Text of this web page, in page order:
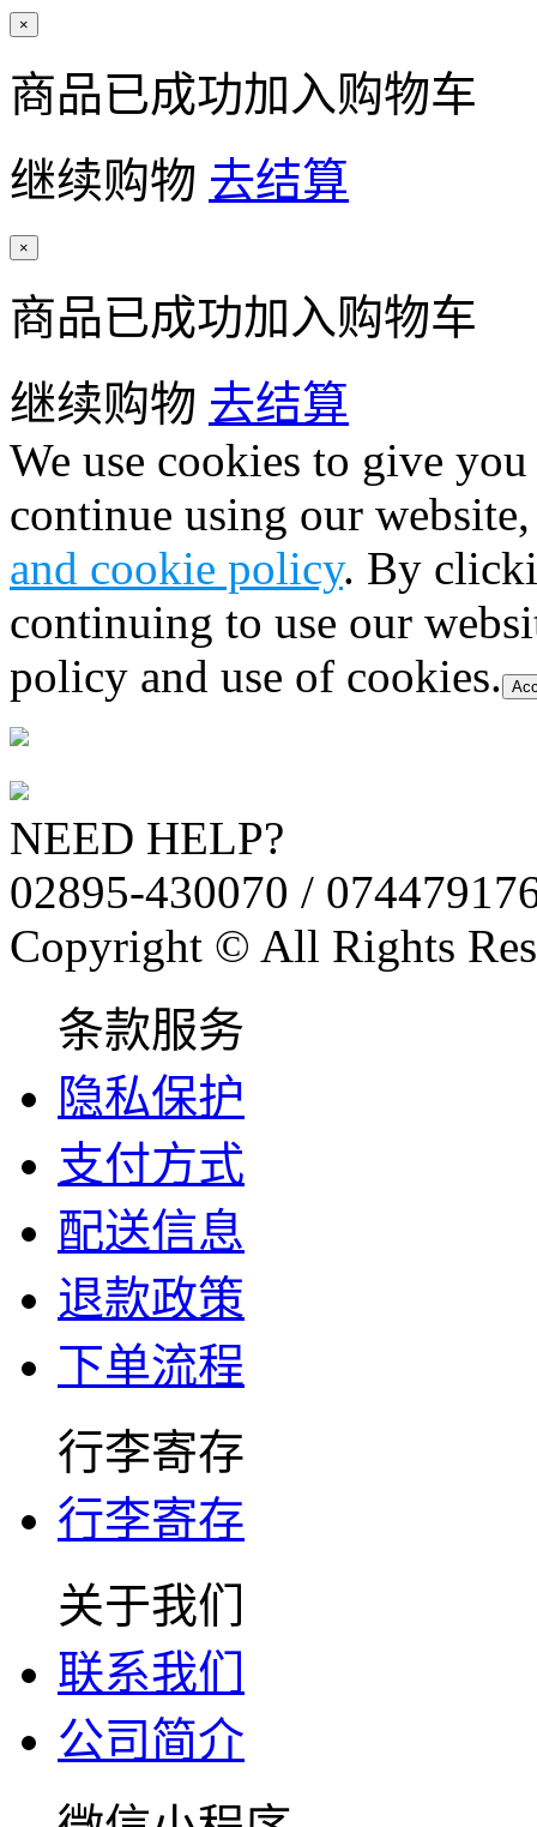
×
商品已成功加入购物车
继续购物 去结算
×
商品已成功加入购物车
继续购物 去结算
We use cookies to give
continue using our
and cookie policy. By
continuing to use our
policy and use of cookies.
NEED HELP?
02895-430070 /
Copyright © All Rights
条款服务
隐私保护
支付方式
配送信息
退款政策
下单流程
行李寄存
行李寄存
关于我们
联系我们
公司简介